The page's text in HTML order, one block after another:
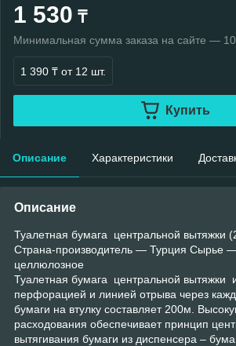
1 530 ₸
Минимальная сумма заказа на сайте —
1 390 ₸ от 12 шт.
Купить
Описание Характеристики
Описание
Туалетная бумага центральной вытяжки
Страна-производитель — Турция Сырье —
целлюлозное
Туалетная бумага центральной вытяжки
перфорацией и линией отрыва через
бумаги на втулку составляет 200м.
расходования обеспечивает принцип
вытягивания бумаги из диспенсера –